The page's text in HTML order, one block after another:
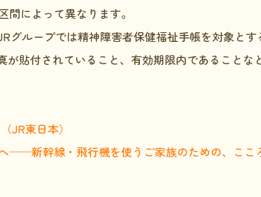
によって異なります。
グループでは精神障害者保健福祉手帳を対象とす
貼付されていること、有効期限内であることな
JR東日本）
──新幹線・飛行機を使うご家族のための、ここ